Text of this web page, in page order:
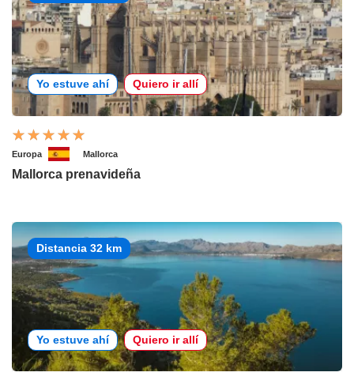
Yo estuve ahí Quiero ir allí
Europa Mallorca
Mallorca prenavideña
Distancia 32 km
Yo estuve ahí Quiero ir allí